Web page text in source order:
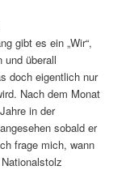
gibt es ein „Wir“,
und überall
doch eigentlich nur
Nach dem Monat
in der
sobald er
frage mich, wann